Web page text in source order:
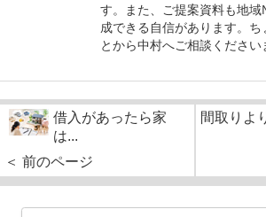
す。また、ご提案資料も地
成できる自信があります。
とから中村へご相談ください
借入があったら家
は...
＜ 前のページ
間取りよ